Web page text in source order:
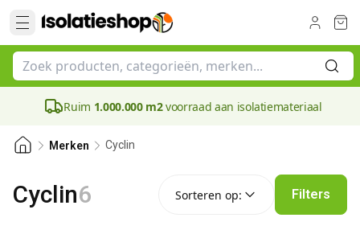
Ruim 1.000.000 m2voorraad aan isolatiemateriaal
Merken Cyclin
Cyclin6 Sorteren op: Filters